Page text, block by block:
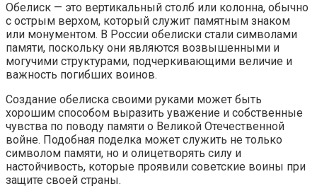
Обелиск — это вертикальный столб или колонна, обычно
с острым верхом, который служит памятным знаком
или монументом. В России обелиски стали символами
памяти, поскольку они являются возвышенными и
могучими структурами, подчеркивающими величие и
важность погибших воинов.
Создание обелиска своими руками может быть
хорошим способом выразить уважение и собственные
чувства по поводу памяти о Великой Отечественной
войне. Подобная поделка может служить не только
символом памяти, но и олицетворять силу и
настойчивость, которые проявили советские воины при
защите своей страны.